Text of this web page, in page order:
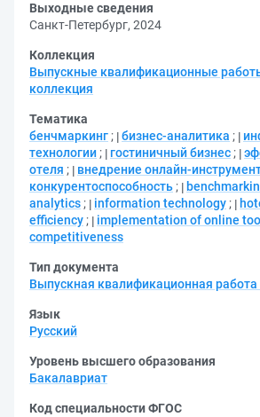
Выходные сведения
Санкт-Петербург, 2024
Коллекция
Выпускные квалификационные
коллекция
Тематика
бенчмаркинг ; бизнес-аналитика ;
технологии ; гостиничный бизнес ;
отеля ; внедрение онлайн-
конкурентоспособность ;
analytics ; information technology ;
efficiency ; implementation of online
competitiveness
Тип документа
Выпускная квалификационная работа
Язык
Русский
Уровень высшего образования
Бакалавриат
Код специальности ФГОС